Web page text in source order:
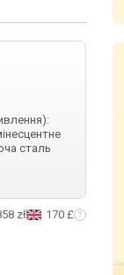
сталь
zł 170 £